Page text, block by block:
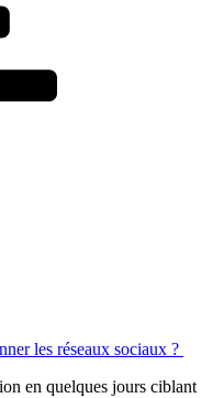
les réseaux sociaux ?
en quelques jours ciblant